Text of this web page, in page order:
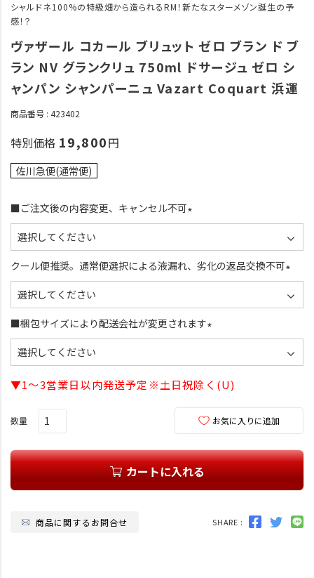
シャルドネ100%の特級畑から造られるRM！新たなスターメゾン誕生の予
感！？
ヴァザール コカール ブリュット ゼロ ブラン ド ブ
ラン NV グランクリュ 750ml ドサージュ ゼロ シ
ャンパン シャンパーニュ Vazart Coquart 浜運
商品番号 423402
特別価格 19,800
佐川急便(通常便)
■ご注文後の内容変更、キャンセル不可
)
クール便推奨。通常便選択による液漏れ、劣化の返品交換不可
)
■梱包サイズにより配送会社が変更されます
須
▼1～3営業日以内発送予定※土日祝除く(U)
お気に入りに追加
カートに入れる
商品に関するお問合せ SHARE :